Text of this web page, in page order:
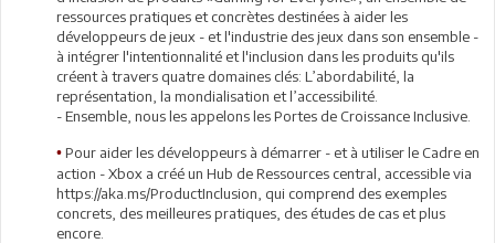
ressources pratiques et concrètes destinées à aider les
développeurs de jeux - et l'industrie des jeux dans son ensemble -
à intégrer l'intentionnalité et l'inclusion dans les produits qu'ils
créent à travers quatre domaines clés: L’abordabilité, la
représentation, la mondialisation et l’accessibilité.
- Ensemble, nous les appelons les Portes de Croissance Inclusive.
• Pour aider les développeurs à démarrer - et à utiliser le Cadre en
action - Xbox a créé un Hub de Ressources central, accessible via
https://aka.ms/ProductInclusion, qui comprend des exemples
concrets, des meilleures pratiques, des études de cas et plus
encore.